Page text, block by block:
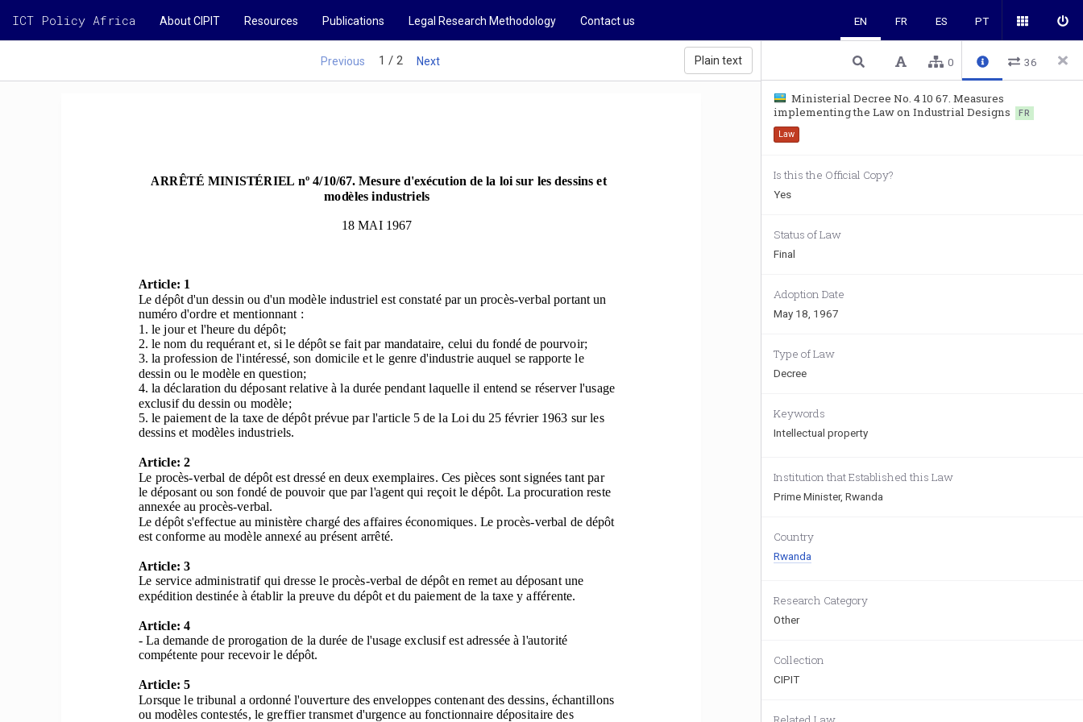
ICT Policy Africa About CIPIT Resources Publications Legal Research Methodology Contact us EN FR ES PT
Previous 1 / 2 Next Plain text
ARRÊTÉ MINISTÉRIEL nº 4/10/67. Mesure d'exécution de la loi sur les dessins et
modèles industriels
18 MAI 1967
Article: 1
Le dépôt d'un dessin ou d'un modèle industriel est constaté par un procès-verbal portant un
numéro d'ordre et mentionnant :
1. le jour et l'heure du dépôt;
2. le nom du requérant et, si le dépôt se fait par mandataire, celui du fondé de pourvoir;
3. la profession de l'intéressé, son domicile et le genre d'industrie auquel se rapporte le
dessin ou le modèle en question;
4. la déclaration du déposant relative à la durée pendant laquelle il entend se réserver l'usage
exclusif du dessin ou modèle;
5. le paiement de la taxe de dépôt prévue par l'article 5 de la Loi du 25 février 1963 sur les
dessins et modèles industriels.
Article: 2
Le procès-verbal de dépôt est dressé en deux exemplaires. Ces pièces sont signées tant par
le déposant ou son fondé de pouvoir que par l'agent qui reçoit le dépôt. La procuration reste
annexée au procès-verbal.
Le dépôt s'effectue au ministère chargé des affaires économiques. Le procès-verbal de dépôt
est conforme au modèle annexé au présent arrêté.
Article: 3
Le service administratif qui dresse le procès-verbal de dépôt en remet au déposant une
expédition destinée à établir la preuve du dépôt et du paiement de la taxe y afférente.
Article: 4
- La demande de prorogation de la durée de l'usage exclusif est adressée à l'autorité
compétente pour recevoir le dépôt.
Article: 5
Lorsque le tribunal a ordonné l'ouverture des enveloppes contenant des dessins, échantillons
ou modèles contestés, le greffier transmet d'urgence au fonctionnaire dépositaire des
0 36
Ministerial Decree No. 4 10 67. Measures
implementing the Law on Industrial Designs
FR
Law
Is this the Official Copy?
Yes
Status of Law
Final
Adoption Date
May 18, 1967
Type of Law
Decree
Keywords
Intellectual property
Institution that Established this Law
Prime Minister, Rwanda
Country
Rwanda
Research Category
Other
Collection
CIPIT